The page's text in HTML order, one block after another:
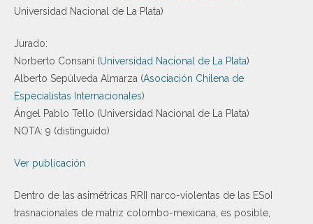
Universidad Nacional de La Plata)
Jurado:
Norberto Consani (Universidad Nacional de La Plata)
Alberto Sepúlveda Almarza (Asociación Chilena de
Especialistas Internacionales)
Ángel Pablo Tello (Universidad Nacional de La Plata)
NOTA: 9 (distinguido)
Ver publicación
Dentro de las asimétricas RRII narco-violentas de las ESoI
trasnacionales de matriz colombo-mexicana, es posible,